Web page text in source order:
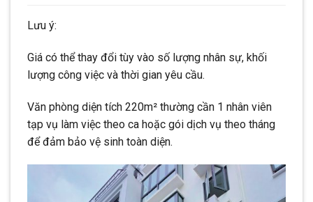
Lưu ý:
Giá có thể thay đổi tùy vào số lượng nhân sự, khối
lượng công việc và thời gian yêu cầu.
Văn phòng diện tích 220m² thường cần 1 nhân viên
tạp vụ làm việc theo ca hoặc gói dịch vụ theo tháng
để đảm bảo vệ sinh toàn diện.